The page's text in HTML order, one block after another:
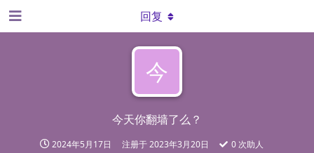
今
今天你翻墙了么？
2024年5月17日 注册于2023年3月20日 0 次助人
回复